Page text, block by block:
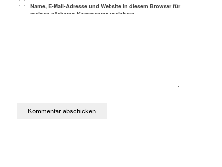
Name, E-Mail-Adresse und Website in diesem Browser für
meinen nächsten Kommentar speichern.